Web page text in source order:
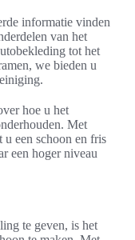
informatie vinden
van het
tot het
we bieden u
hoe u het
Met
u een schoon en fris
een hoger niveau
te geven, is het